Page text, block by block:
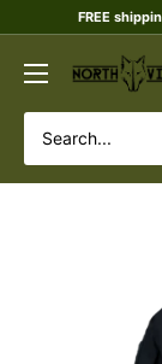
content
FREE